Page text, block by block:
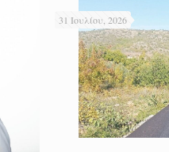
31 Ιουλίου, 2026